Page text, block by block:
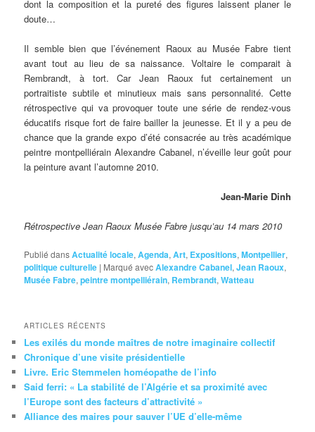
dont la composition et la pureté des figures laissent planer le
doute…
Il semble bien que l’événement Raoux au Musée Fabre tient
avant tout au lieu de sa naissance. Voltaire le comparait à
Rembrandt, à tort. Car Jean Raoux fut certainement un
portraitiste subtile et minutieux mais sans personnalité. Cette
rétrospective qui va provoquer toute une série de rendez-vous
éducatifs risque fort de faire bailler la jeunesse. Et il y a peu de
chance que la grande expo d’été consacrée au très académique
peintre montpelliérain Alexandre Cabanel, n’éveille leur goût pour
la peinture avant l’automne 2010.
Jean-Marie Dinh
Rétrospective Jean Raoux Musée Fabre jusqu’au 14 mars 2010
Publié dansActualité locale,Agenda,Art, Expositions,Montpellier,
politique culturelle | Marqué avecAlexandre Cabanel,Jean Raoux,
Musée Fabre,peintre montpelliérain, Rembrandt,Watteau
ARTICLES RÉCENTS
Les exilés du monde maîtres de notre imaginaire collectif
Chronique d’une visite présidentielle
Livre. Eric Stemmelen homéopathe de l’info
Said ferri: « La stabilité de l’Algérie et sa proximité avec
l’Europe sont des facteurs d’attractivité »
Alliance des maires pour sauver l’UE d’elle-même